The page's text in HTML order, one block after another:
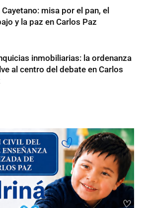
Cayetano: misa por el pan, el
y la paz en Carlos Paz
inmobiliarias: la ordenanza
al centro del debate en Carlos